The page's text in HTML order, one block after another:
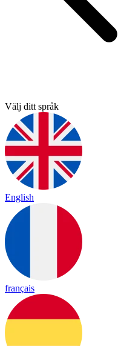
Välj ditt språk
English
français